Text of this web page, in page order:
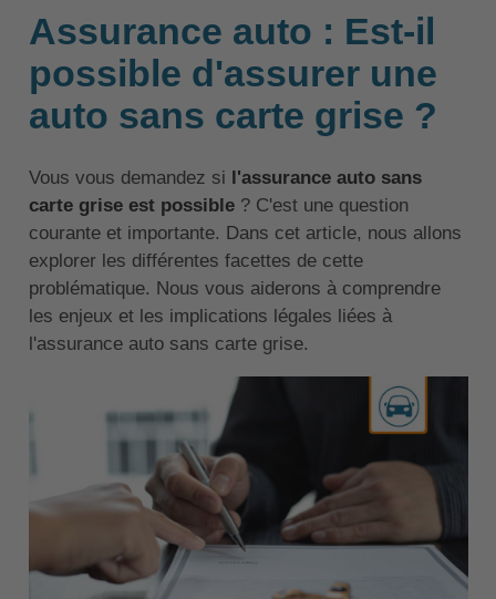
Assurance auto : Est-il
possible d'assurer une
auto sans carte grise ?
Vous vous demandez si l'assurance auto sans
carte grise est possible? C'est une question
courante et importante. Dans cet article, nous allons
explorer les différentes facettes de cette
problématique. Nous vous aiderons à comprendre
les enjeux et les implications légales liées à
l'assurance auto sans carte grise.